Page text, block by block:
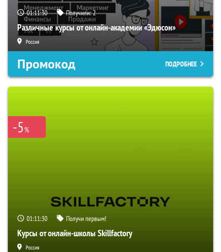
01:11:29 Получили:2
Различные курсы от онлайн-академии «Эдюсон»
Россия
Промокод ПОДРОБНЕЕ
-5%
01:11:29 Получи первым!
Курсы от онлайн-школы Skillfactory
Россия